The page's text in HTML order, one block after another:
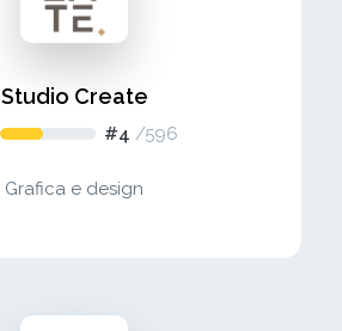
Studio Create
#4 /596
Grafica e design